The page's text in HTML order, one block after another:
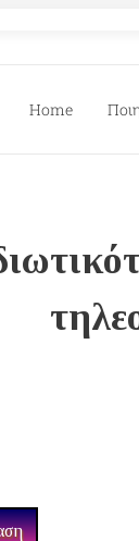
Home